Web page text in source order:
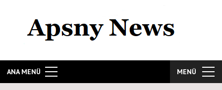
ANA MENÜ MENÜ